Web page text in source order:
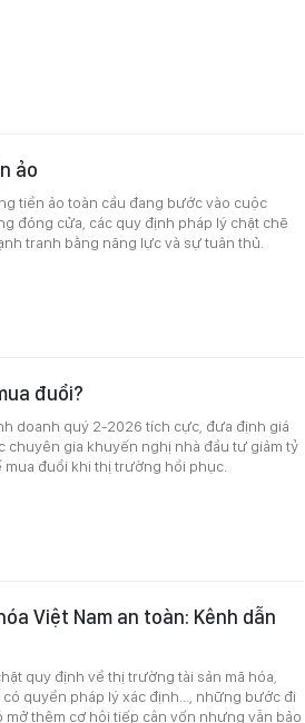
ảo
tiền ảo toàn cầu đang bước vào cuộc
đóng cửa, các quy định pháp lý chặt chẽ
tranh bằng năng lực và sự tuân thủ.
đuổi?
doanh quý 2-2026 tích cực, đưa định giá
chuyên gia khuyến nghị nhà đầu tư giảm tỷ
đuổi khi thị trường hồi phục.
Việt Nam an toàn: Kênh dẫn
quy định về thị trường tài sản mã hóa,
quyền pháp lý xác định..., những bước đi
mở thêm cơ hội tiếp cận vốn nhưng vẫn bảo